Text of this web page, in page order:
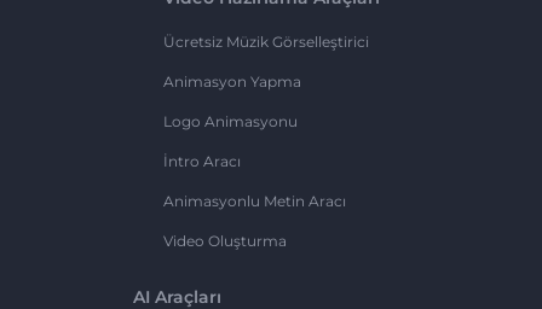
Ücretsiz Müzik Görselleştirici
Animasyon Yapma
Logo Animasyonu
İntro Aracı
Animasyonlu Metin Aracı
Video Oluşturma
AI Araçları